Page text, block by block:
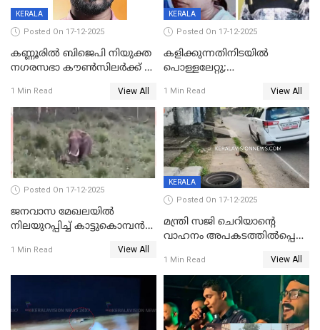
KERALA
Posted On 17-12-2025
കണ്ണൂരിൽ ബിജെപി നിയുക്ത
നഗരസഭാ കൗൺസിലർക്ക് 36
1 Min Read View All
KERALA
Posted On 17-12-2025
കളിക്കുന്നതിനിടയിൽ
പൊള്ളലേറ്റു;
ക്ലാസ് വിദ്യാർത്ഥിനി മരിച്ചു
1 Min Read View All
Posted On 17-12-2025
ജനവാസ മേഖലയില്‍
നിലയുറപ്പിച്ച് കാട്ടുകൊമ്പന്‍
1 Min Read View All
KERALA
Posted On 17-12-2025
മന്ത്രി സജി ചെറിയാന്റെ
വാഹനം അപകടത്തിൽപ്പെട്ടു;
രക്ഷപ്പെട്ടത് തലനാരിടയ്ക്ക്
1 Min Read View All